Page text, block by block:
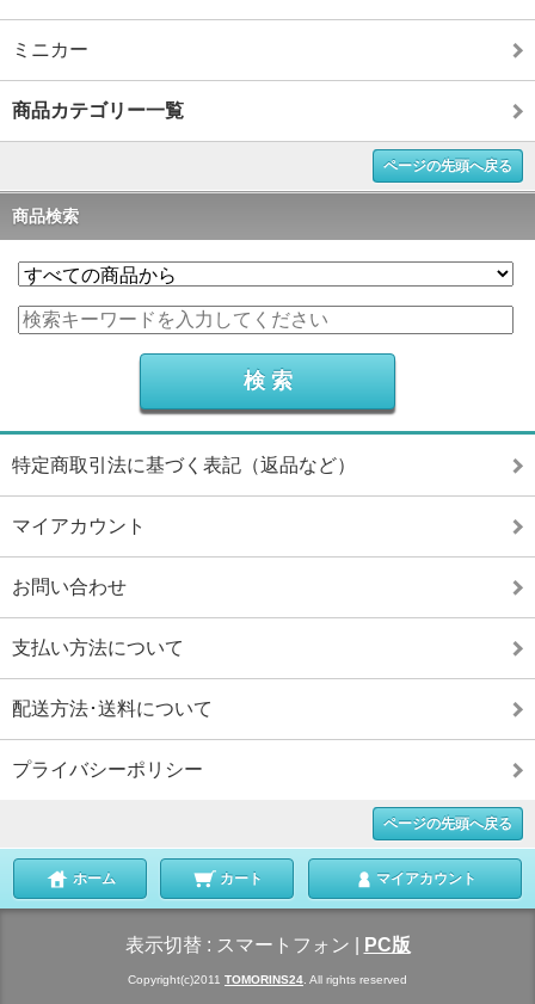
ミニカー
商品カテゴリー一覧
ページの先頭へ戻る
商品検索
特定商取引法に基づく表記（返品など）
マイアカウント
お問い合わせ
支払い方法について
配送方法･送料について
プライバシーポリシー
ページの先頭へ戻る
ホーム カート マイアカウント
表示切替 : スマートフォン PC版
Copyright(c)2011 TOMORINS24 . All rights reserved